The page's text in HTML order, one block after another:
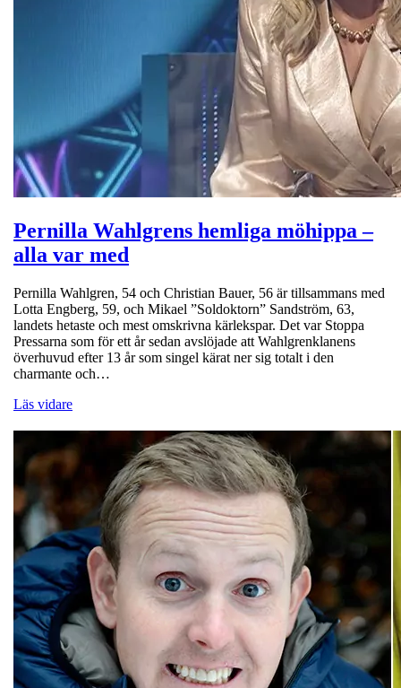
Pernilla Wahlgrens hemliga möhippa –
alla var med
Pernilla Wahlgren, 54 och Christian Bauer, 56 är tillsammans med
Lotta Engberg, 59, och Mikael ”Soldoktorn” Sandström, 63,
landets hetaste och mest omskrivna kärlekspar. Det var Stoppa
Pressarna som för ett år sedan avslöjade att Wahlgrenklanens
överhuvud efter 13 år som singel kärat ner sig totalt i den
charmante och…
Läs vidare